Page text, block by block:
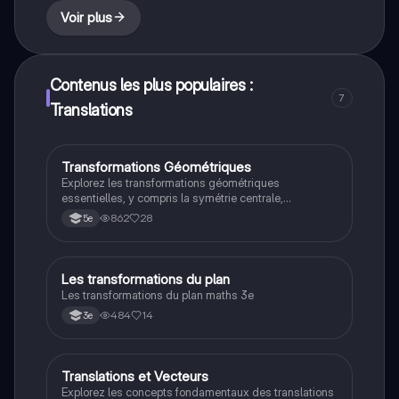
mathématiques cherchant à maîtriser les bases de la
géométrie.
Voir plus
Contenus les plus populaires :
Translations
7
Maths
Transformations Géométriques
Explorez les transformations géométriques
essentielles, y compris la symétrie centrale,
l'homothétie, la translation, la rotation et la symétrie
axiale. Ce résumé présente les concepts clés et les
5e 862 28
Maths
Les transformations du plan
Les transformations du plan maths 3e
3e 484 14
Maths
Translations et Vecteurs
Explorez les concepts fondamentaux des translations